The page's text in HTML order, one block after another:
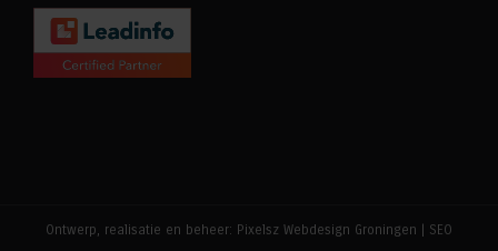
Ontwerp, realisatie en beheer: Pixelsz Webdesign Groningen
SEO